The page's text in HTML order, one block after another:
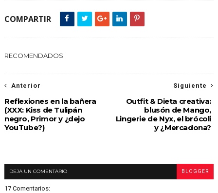
COMPARTIR
RECOMENDADOS
Siguiente
Outfit & Dieta creativa:
blusón de Mango,
Lingerie de Nyx, el brócoli
y ¿Mercadona?
Anterior
Reflexiones en la bañera
(XXX: Kiss de Tulipán
negro, Primor y ¿dejo
YouTube?)
DEJA UN COMENTARIO BLOGGER
17 Comentarios: